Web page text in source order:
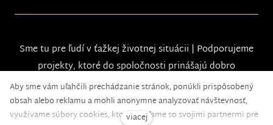
Sme tu pre ľudí v ťažkej životnej situácii | Podporujeme
projekty, ktoré do spoločnosti prinášajú dobro
Aby sme vám uľahčili prechádzanie stránok, ponúkli prispôsobený
obsah alebo reklamu a mohli anonymne analyzovať návštevnosť,
využívame súbory cookies, ktoré zdieľame so svojimi partnermi pre
viacej